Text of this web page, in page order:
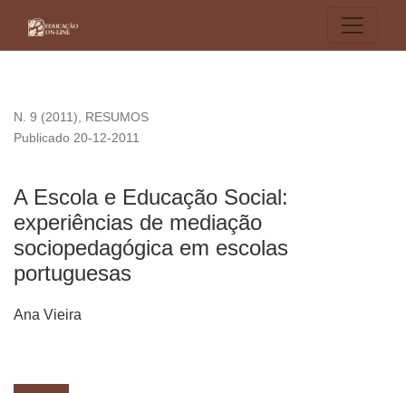
N. 9 (2011), RESUMOS
A Escola e Educação Social:
experiências de mediação
sociopedagógica em escolas
portuguesas
Publicado 20-12-2011
Ana Vieira